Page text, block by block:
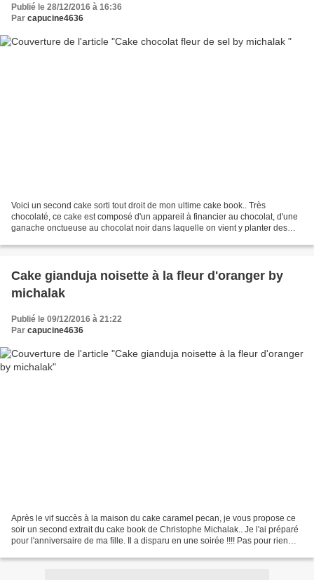
Publié le 28/12/2016 à 16:36
Par capucine4636
Voici un second cake sorti tout droit de mon ultime cake book.. Très
chocolaté, ce cake est composé d'un appareil à financier au chocolat, d'une
ganache onctueuse au chocolat noir dans laquelle on vient y planter des
Cake gianduja noisette à la fleur d'oranger by
michalak
Publié le 09/12/2016 à 21:22
Par capucine4636
Après le vif succès à la maison du cake caramel pecan, je vous propose ce
soir un second extrait du cake book de Christophe Michalak.. Je l'ai préparé
pour l'anniversaire de ma fille. Il a disparu en une soirée !!!! Pas pour rien